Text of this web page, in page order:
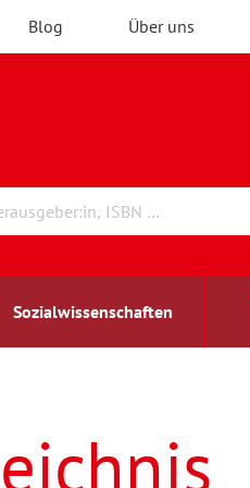
Blog Über uns
Sozialwissenschaften